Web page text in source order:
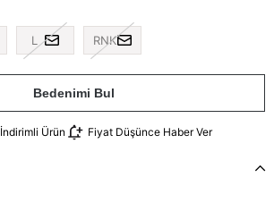
L RNK
Bedenimi Bul
İndirimli Ürün Fiyat Düşünce Haber Ver